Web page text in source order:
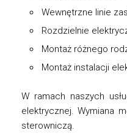
Wewnętrzne linie
Rozdzielnie
Montaż różnego
Montaż instalacji
W ramach naszych
elektrycznej. Wymiana